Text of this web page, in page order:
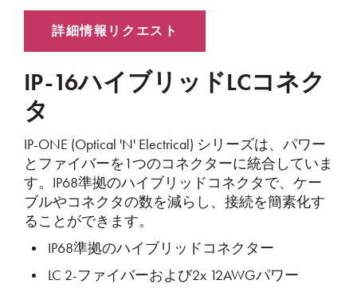
IP-16ハイブリッドLCコネク
タ
IP-ONE (Optical 'N' Electrical) シリーズは、パワー
とファイバーを1つのコネクターに統合していま
す。IP68準拠のハイブリッドコネクタで、ケー
ブルやコネクタの数を減らし、接続を簡素化す
ることができます。
IP68準拠のハイブリッドコネクター
LC 2-ファイバーおよび2x 12AWGパワー